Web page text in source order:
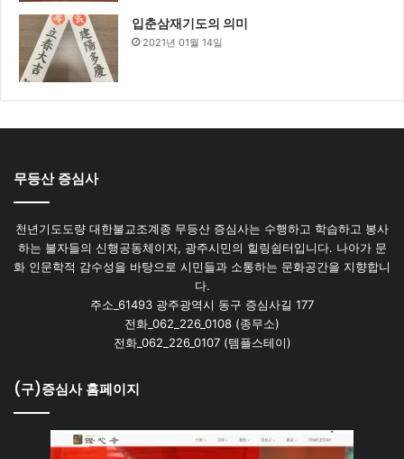
입춘삼재기도의 의미
2021년 01월 14일
무등산 증심사
천년기도도량 대한불교조계종 무등산 증심사는 수행하고 학습하고 봉사
하는 불자들의 신행공동체이자, 광주시민의 힐링쉼터입니다. 나아가 문
화 인문학적 감수성을 바탕으로 시민들과 소통하는 문화공간을 지향합니
다.
주소_61493 광주광역시 동구 증심사길 177
전화_062_226_0108 (종무소)
전화_062_226_0107 (템플스테이)
(구)증심사 홈페이지